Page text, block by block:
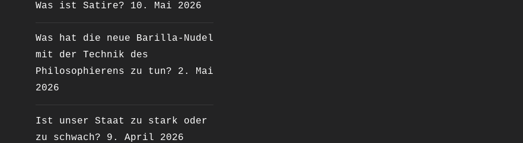
Was ist Satire? 10. Mai 2026
Was hat die neue Barilla-Nudel
mit der Technik des
Philosophierens zu tun?
2. Mai
2026
Ist unser Staat zu stark oder
zu schwach?
9. April 2026